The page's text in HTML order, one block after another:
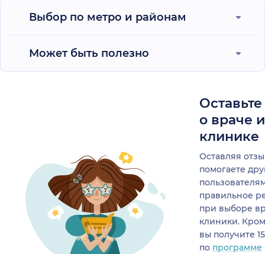
Выбор по метро и районам
Может быть полезно
о враче
клинике
Оставляя
помогаете
правильное
при выборе
клиники.
вы получите
по программе